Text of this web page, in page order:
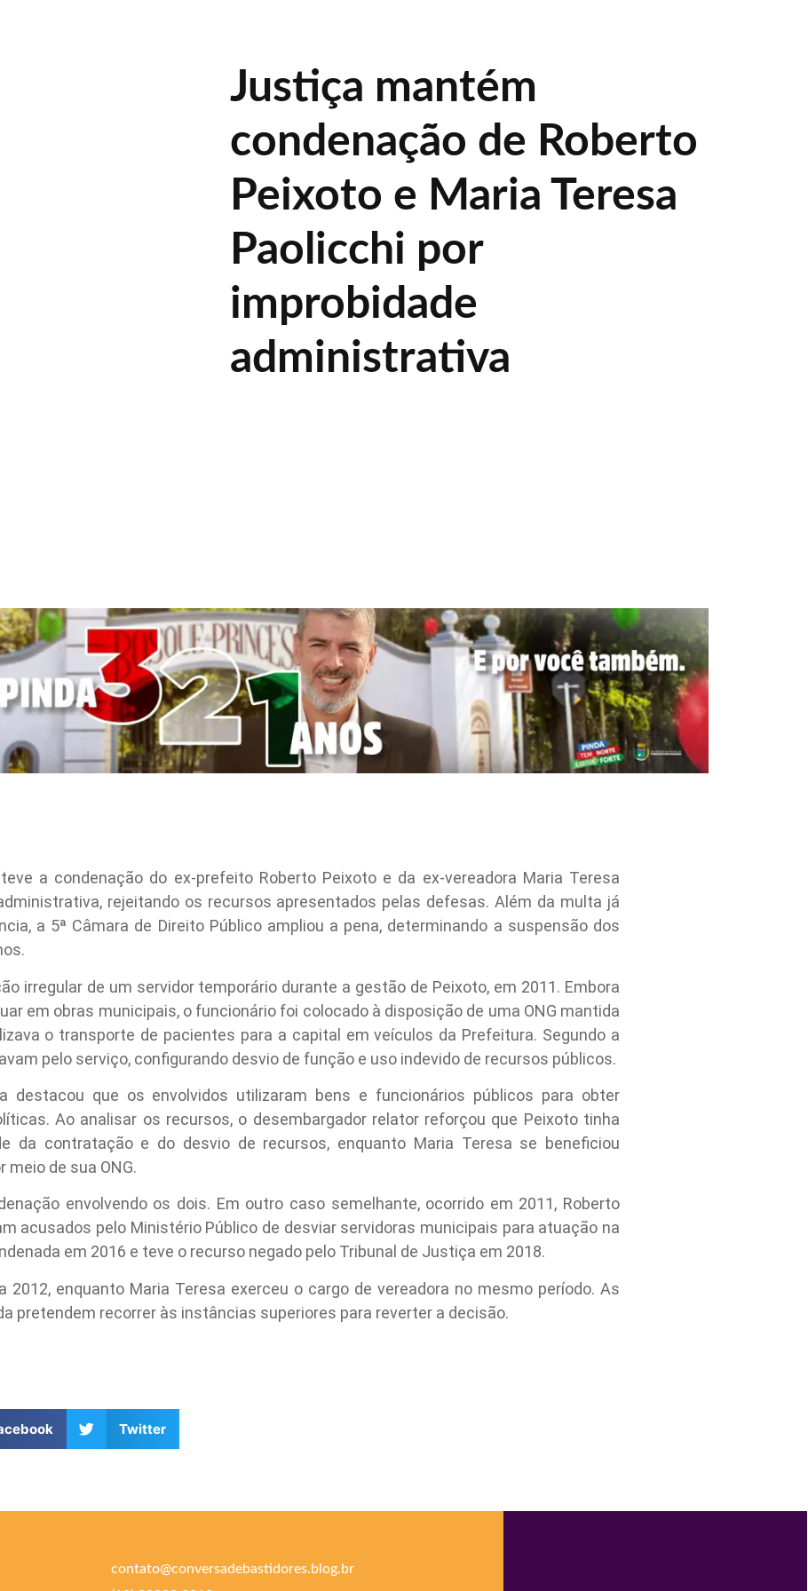
Justiça mantém
condenação de Roberto
Peixoto e Maria Teresa
Paolicchi por
improbidade
administrativa
a condenação do ex-prefeito Roberto Peixoto e da ex-vereadora Maria Teresa
rejeitando os recursos apresentados pelas defesas. Além da multa já
a 5ª Câmara de Direito Público ampliou a pena, determinando a suspensão dos
irregular de um servidor temporário durante a gestão de Peixoto, em 2011. Embora
em obras municipais, o funcionário foi colocado à disposição de uma ONG mantida
o transporte de pacientes para a capital em veículos da Prefeitura. Segundo a
pelo serviço, configurando desvio de função e uso indevido de recursos públicos.
destacou que os envolvidos utilizaram bens e funcionários públicos para obter
Ao analisar os recursos, o desembargador relator reforçou que Peixoto tinha
da contratação e do desvio de recursos, enquanto Maria Teresa se beneficiou
de sua ONG.
envolvendo os dois. Em outro caso semelhante, ocorrido em 2011, Roberto
acusados pelo Ministério Público de desviar servidoras municipais para atuação na
em 2016 e teve o recurso negado pelo Tribunal de Justiça em 2018.
2012, enquanto Maria Teresa exerceu o cargo de vereadora no mesmo período. As
pretendem recorrer às instâncias superiores para reverter a decisão.
Twitter
contato@conversadebastidores.blog.br